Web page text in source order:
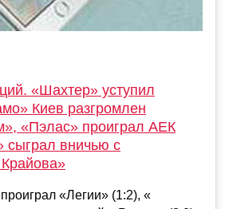
«Шахтер» уступил
Киев разгромлен
«Пэлас» проиграл АЕК
сыграл вничью с
«Легии» (1:2), «